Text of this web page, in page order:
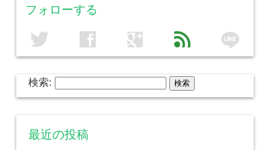
フォローする
twitter facebook google feed line
検索:
最近の投稿